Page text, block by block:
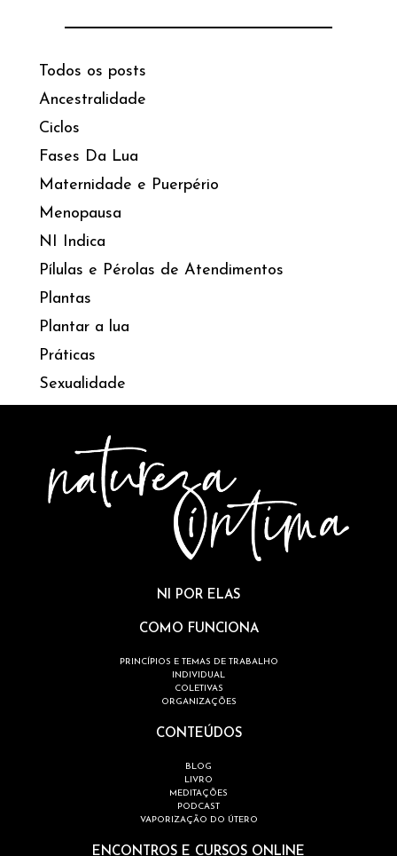
Todos os posts
Ancestralidade
Ciclos
Fases Da Lua
Maternidade e Puerpério
Menopausa
NI Indica
Pílulas e Pérolas de Atendimentos
Plantas
Plantar a lua
Práticas
Sexualidade
NI POR ELAS
COMO FUNCIONA
PRINCÍPIOS E TEMAS DE TRABALHO
INDIVIDUAL
COLETIVAS
ORGANIZAÇÕES
CONTEÚDOS
BLOG
LIVRO
MEDITAÇÕES
PODCAST
VAPORIZAÇÃO DO ÚTERO
ENCONTROS E CURSOS ONLINE